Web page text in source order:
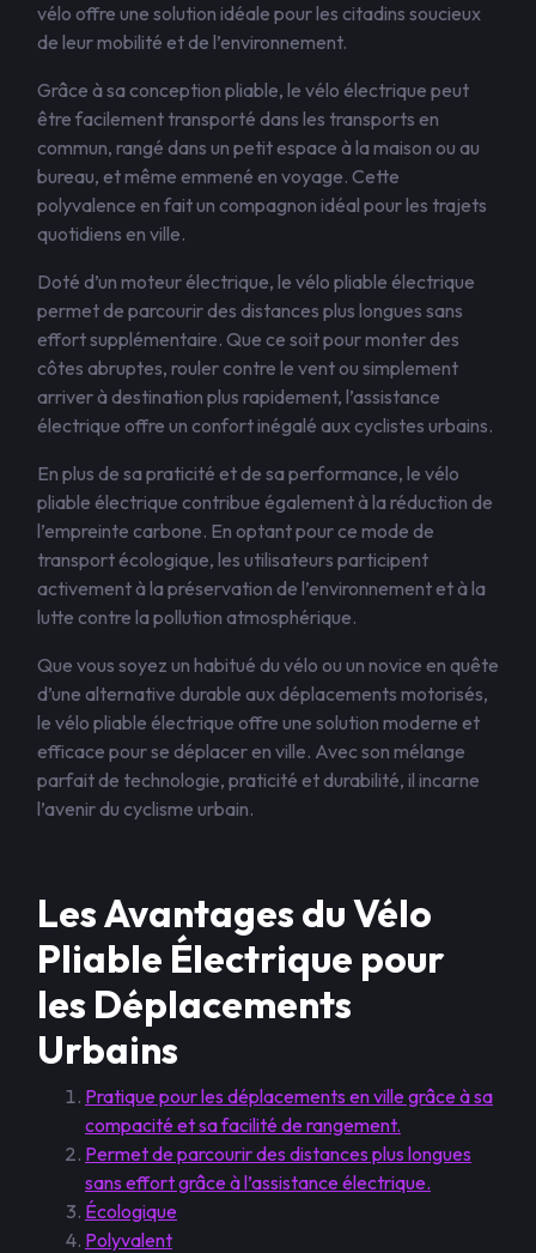
vélo offre une solution idéale pour les citadins soucieux
de leur mobilité et de l’environnement.
Grâce à sa conception pliable, le vélo électrique peut
être facilement transporté dans les transports en
commun, rangé dans un petit espace à la maison ou au
bureau, et même emmené en voyage. Cette
polyvalence en fait un compagnon idéal pour les trajets
quotidiens en ville.
Doté d’un moteur électrique, le vélo pliable électrique
permet de parcourir des distances plus longues sans
effort supplémentaire. Que ce soit pour monter des
côtes abruptes, rouler contre le vent ou simplement
arriver à destination plus rapidement, l’assistance
électrique offre un confort inégalé aux cyclistes urbains.
En plus de sa praticité et de sa performance, le vélo
pliable électrique contribue également à la réduction de
l’empreinte carbone. En optant pour ce mode de
transport écologique, les utilisateurs participent
activement à la préservation de l’environnement et à la
lutte contre la pollution atmosphérique.
Que vous soyez un habitué du vélo ou un novice en quête
d’une alternative durable aux déplacements motorisés,
le vélo pliable électrique offre une solution moderne et
efficace pour se déplacer en ville. Avec son mélange
parfait de technologie, praticité et durabilité, il incarne
l’avenir du cyclisme urbain.
Les Avantages du Vélo
Pliable Électrique pour
les Déplacements
Urbains
Pratique pour les déplacements en ville grâce à sa
compacité et sa facilité de rangement.
Permet de parcourir des distances plus longues
sans effort grâce à l’assistance électrique.
Écologique
Polyvalent